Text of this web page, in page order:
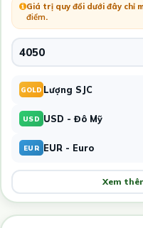
Giá trị quy đổi dưới đây chỉ
điểm.
GOLD Lượng SJC
USD USD - Đô Mỹ
EUR EUR - Euro
Xem